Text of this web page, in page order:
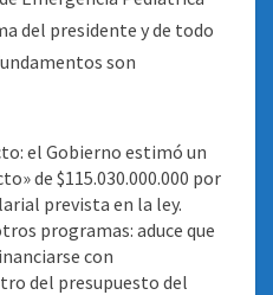
del presidente y de todo
son
el Gobierno estimó un
de $115.030.000.000 por
prevista en la ley.
programas: aduce que
con
del presupuesto del